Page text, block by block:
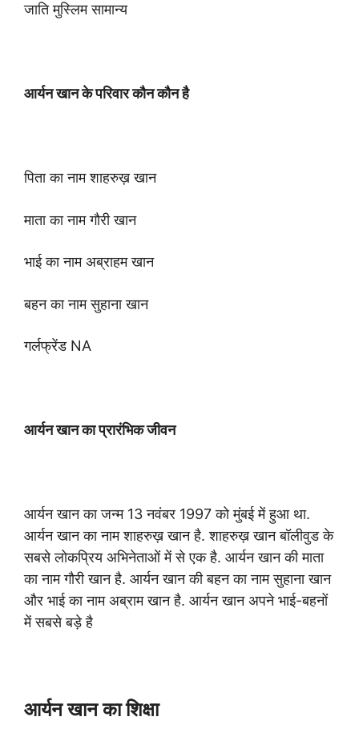
जाति मुस्लिम सामान्य
आर्यन खान के परिवार कौन कौन है
पिता का नाम शाहरुख़ खान
माता का नाम गौरी खान
भाई का नाम अब्राहम खान
बहन का नाम सुहाना खान
गर्लफ्रेंड NA
आर्यन खान का प्रारंभिक जीवन
आर्यन खान का जन्म 13 नवंबर 1997 को मुंबई में हुआ था.
आर्यन खान का नाम शाहरुख़ खान है. शाहरुख़ खान बॉलीवुड के
सबसे लोकप्रिय अभिनेताओं में से एक है. आर्यन खान की माता
का नाम गौरी खान है. आर्यन खान की बहन का नाम सुहाना खान
और भाई का नाम अब्राम खान है. आर्यन खान अपने भाई-बहनों
में सबसे बड़े है
आर्यन खान का शिक्षा